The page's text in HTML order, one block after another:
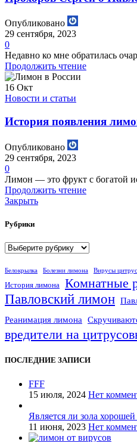
Опубликовано
29 сентября, 2023
0
Недавно ко мне обратилась
Продолжить чтение
16 Окт
Новости и статьи
История появления
Опубликовано
29 сентября, 2023
0
Лимон — это фрукт с богатой
Продолжить чтение
Закрыть
Рубрики
Рубрики
Белокрылка Болезни лимона Вирусы
История лимона Комнатные
Павловский лимон
Реанимация лимона
вредители на
ПОСЛЕДНИЕ ЗАПИСИ
FFF
15 июля, 2024 Нет
Является ли зола
11 июня, 2023 Нет